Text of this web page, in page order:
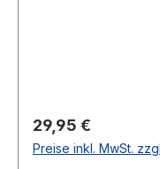
weitere unter
Gi-Ärmels
des Krafttrainings
Regulärer Preis:
29,95 €
Preise inkl. MwSt.